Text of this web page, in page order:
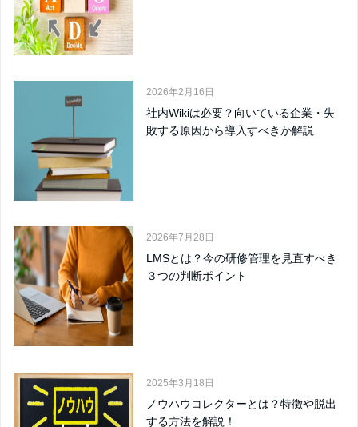
2026年2月16日
社内Wikiは必要？向いている企業・失
敗する原因から導入すべきか解説
2026年7月28日
LMSとは？今の研修管理を見直すべき
３つの判断ポイント
2025年3月18日
ノウハウコレクターとは？特徴や脱出
する方法を解説！